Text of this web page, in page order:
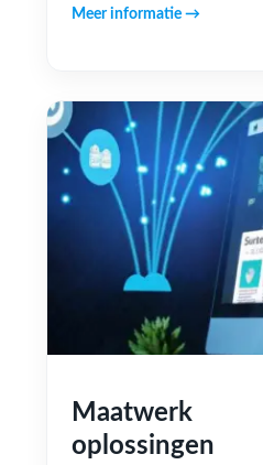
Meer informatie →
Maatwerk
oplossingen